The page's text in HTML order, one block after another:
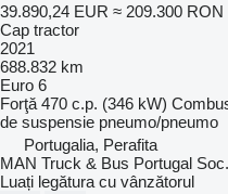
39.890,24 EUR ≈ 209.300 RON
Cap tractor
2021
688.832 km
Euro 6
Forţă 470 c.p. (346 kW)
de suspensie pneumo/pneumo
Portugalia, Perafita
MAN Truck & Bus Portugal
Luați legătura cu vânzătorul